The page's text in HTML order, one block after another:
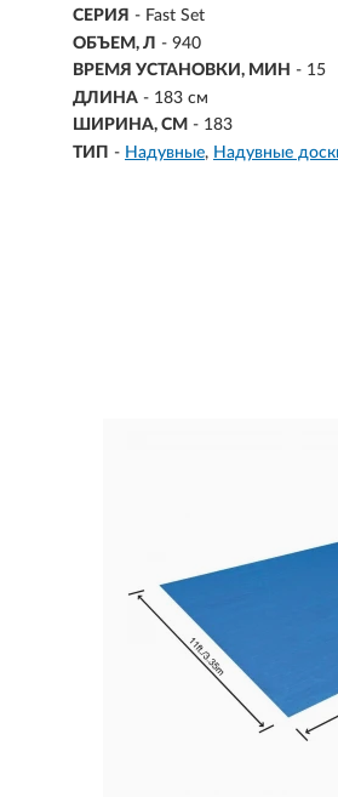
СЕРИЯ - Fast Set
ОБЪЕМ, Л - 940
ВРЕМЯ УСТАНОВКИ, МИН - 15
ДЛИНА - 183 см
ШИРИНА, СМ - 183
ТИП - Надувные Надувные